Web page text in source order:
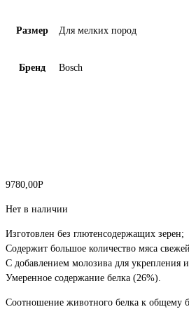
Размер Для мелких пород
Бренд Bosch
9780,00Р
Нет в наличии
Изготовлен без глютенсодержащих зерен;
Содержит большое количество мяса
С добавлением молозива для
Умеренное содержание белка (26%).
Соотношение животного белка к общему